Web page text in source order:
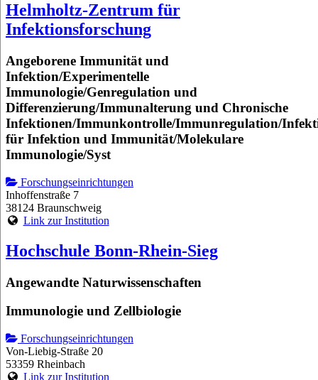
Helmholtz-Zentrum für
Infektionsforschung
Angeborene Immunität und
Infektion/Experimentelle
Immunologie/Genregulation und
Differenzierung/Immunalterung und Chronische
Infektionen/Immunkontrolle/Immunregulation/
für Infektion und Immunität/Molekulare
Immunologie/Syst
Forschungseinrichtungen
Inhoffenstraße 7
38124 Braunschweig
Link zur Institution
Hochschule Bonn-Rhein-Sieg
Angewandte Naturwissenschaften
Immunologie und Zellbiologie
Forschungseinrichtungen
Von-Liebig-Straße 20
53359 Rheinbach
Link zur Institution